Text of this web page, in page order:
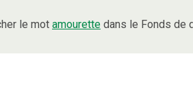
le mot amourette dans le Fonds de